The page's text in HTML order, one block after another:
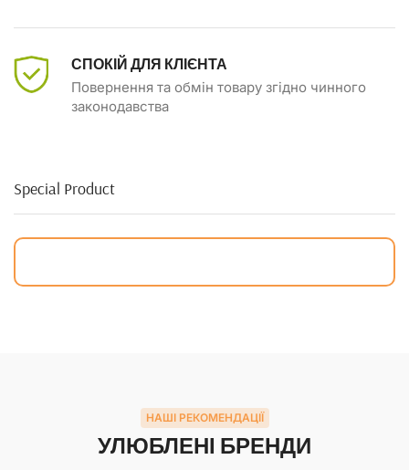
СПОКІЙ ДЛЯ КЛІЄНТА
Повернення та обмін товару згідно чинного
законодавства
Special Product
НАШІ РЕКОМЕНДАЦІЇ
УЛЮБЛЕНІ БРЕНДИ